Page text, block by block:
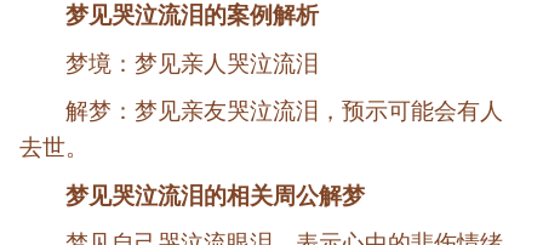
梦见哭泣流泪的案例解析
梦境：梦见亲人哭泣流泪
解梦：梦见亲友哭泣流泪，预示可能会有人
去世。
梦见哭泣流泪的相关周公解梦